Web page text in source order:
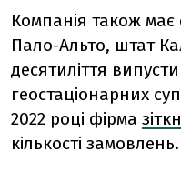
Компанія також
Пало-Альто, штат
десятиліття
геостаціонарних
2022 році фірма
кількості замовлень.